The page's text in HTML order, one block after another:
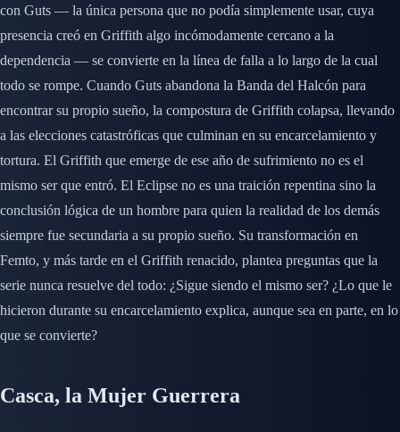
con Guts — la única persona que no podía simplemente usar, cuya
presencia creó en Griffith algo incómodamente cercano a la
dependencia — se convierte en la línea de falla a lo largo de la cual
todo se rompe. Cuando Guts abandona la Banda del Halcón para
encontrar su propio sueño, la compostura de Griffith colapsa, llevando
a las elecciones catastróficas que culminan en su encarcelamiento y
tortura. El Griffith que emerge de ese año de sufrimiento no es el
mismo ser que entró. El Eclipse no es una traición repentina sino la
conclusión lógica de un hombre para quien la realidad de los demás
siempre fue secundaria a su propio sueño. Su transformación en
Femto, y más tarde en el Griffith renacido, plantea preguntas que la
serie nunca resuelve del todo: ¿Sigue siendo el mismo ser? ¿Lo que le
hicieron durante su encarcelamiento explica, aunque sea en parte, en lo
que se convierte?
Casca, la Mujer Guerrera